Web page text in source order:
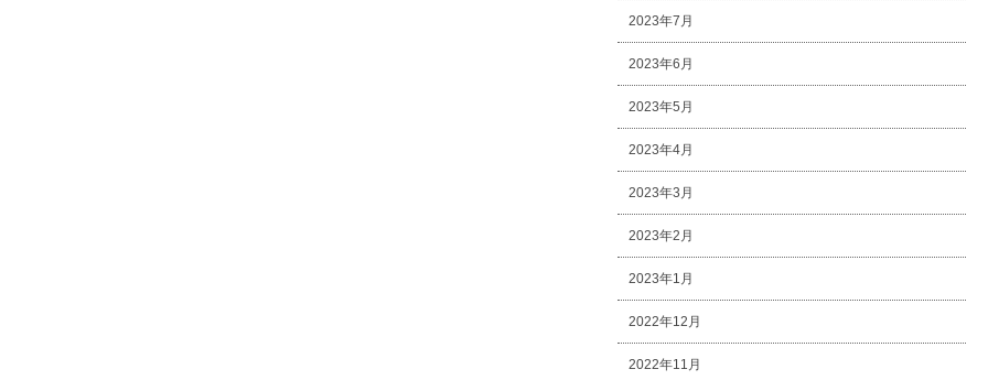
2023年7月
2023年6月
2023年5月
2023年4月
2023年3月
2023年2月
2023年1月
2022年12月
2022年11月